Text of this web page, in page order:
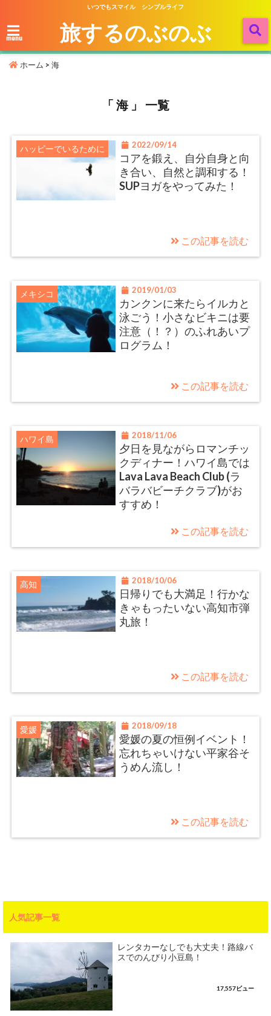
いつでもスマイル シンプルライフ
menu 旅するのぶのぶ
ホーム > 海
「 海 」 一覧
ハッピーでいるために 2022/09/14
コアを鍛え、自分自身と向
き合い、自然と調和する！
SUPヨガをやってみた！
この記事を読む
メキシコ 2019/01/03
カンクンに来たらイルカと
泳ごう！小さなビキニは要
注意（！？）のふれあいプ
ログラム！
この記事を読む
ハワイ島 2018/11/06
夕日を見ながらロマンチッ
クディナー！ハワイ島では
Lava Lava Beach Club (ラ
バラバビーチクラブ)がお
すすめ！
この記事を読む
高知 2018/10/06
日帰りでも大満足！行かな
きゃもったいない高知市弾
丸旅！
この記事を読む
愛媛 2018/09/18
愛媛の夏の恒例イベント！
忘れちゃいけない平家谷そ
うめん流し！
この記事を読む
人気記事一覧
レンタカーなしでも大丈夫！路線バ
スでのんびり小豆島！
17,557ビュー